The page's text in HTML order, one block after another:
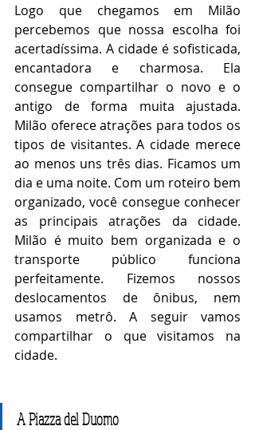
Logo que chegamos em Milão
percebemos que nossa escolha foi
acertadíssima. A cidade é sofisticada,
encantadora e charmosa. Ela
consegue compartilhar o novo e o
antigo de forma muita ajustada.
Milão oferece atrações para todos os
tipos de visitantes. A cidade merece
ao menos uns três dias. Ficamos um
dia e uma noite. Com um roteiro bem
organizado, você consegue conhecer
as principais atrações da cidade.
Milão é muito bem organizada e o
transporte público funciona
perfeitamente. Fizemos nossos
deslocamentos de ônibus, nem
usamos metrô. A seguir vamos
compartilhar o que visitamos na
cidade.
A Piazza del Duomo